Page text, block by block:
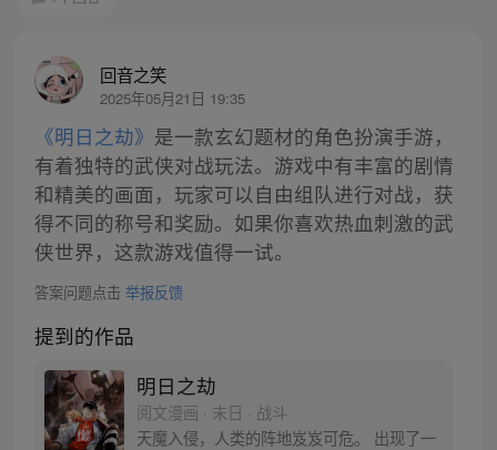
回音之笑
2025年05月21日 19:35
《明日之劫》 是一款玄幻题材的角色扮演手游，
有着独特的武侠对战玩法。游戏中有丰富的剧情
和精美的画面，玩家可以自由组队进行对战，获
得不同的称号和奖励。如果你喜欢热血刺激的武
侠世界，这款游戏值得一试。
答案问题点击 举报反馈
提到的作品
明日之劫
阅文漫画 · 末日 · 战斗
天魔入侵，人类的阵地岌岌可危。 出现了一